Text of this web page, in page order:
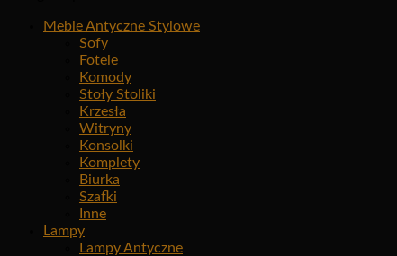
Meble Antyczne Stylowe
Sofy
Fotele
Komody
Stoły Stoliki
Krzesła
Witryny
Konsolki
Komplety
Biurka
Szafki
Inne
Lampy
Lampy Antyczne